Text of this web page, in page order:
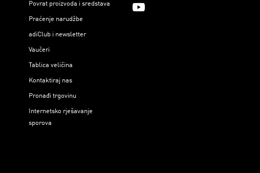
Povrat proizvoda i sredstava
Praćenje narudžbe
adiClub i newsletter
Vaučeri
Tablica veličina
Kontaktiraj nas
Pronađi trgovinu
Internetsko rješavanje
sporova